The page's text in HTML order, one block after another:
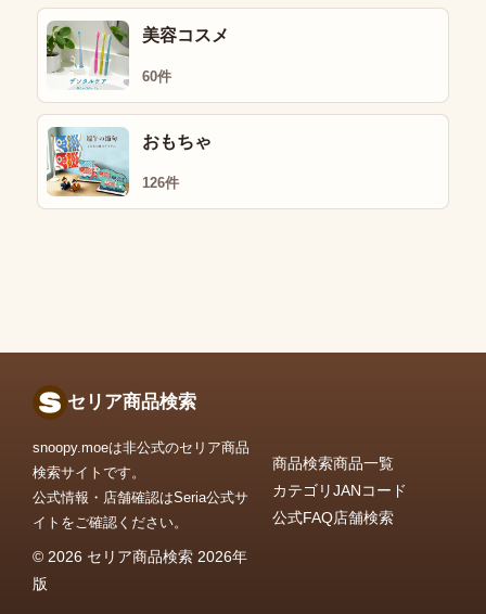
美容コスメ
60件
おもちゃ
126件
セリア商品検索
snoopy.moeは非公式のセリア商品
検索サイトです。
公式情報・店舗確認はSeria公式サ
イトをご確認ください。
© 2026 セリア商品検索 2026年
版
商品検索商品一覧
カテゴリJANコード
公式FAQ店舗検索